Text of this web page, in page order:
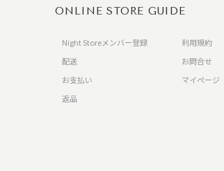
ONLINE STORE GUIDE
Night Storeメンバー登録
配送
お支払い
返品
利用規約
お問合せ
マイページ